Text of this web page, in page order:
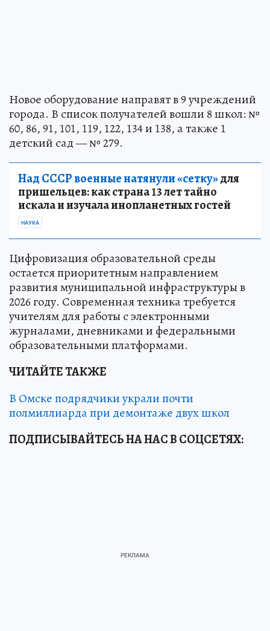
Новое оборудование направят в 9 учреждений
города. В список получателей вошли 8 школ: №
60, 86, 91, 101, 119, 122, 134 и 138, а также 1
детский сад — № 279.
Над СССР военные натянули «сетку»для
пришельцев: как страна 13 лет тайно
искала и изучала инопланетных гостей
НАУКА
Цифровизация образовательной среды
остается приоритетным направлением
развития муниципальной инфраструктуры в
2026 году. Современная техника требуется
учителям для работы с электронными
журналами, дневниками и федеральными
образовательными платформами.
ЧИТАЙТЕ ТАКЖЕ
В Омске подрядчики украли почти
полмиллиарда при демонтаже двух школ
ПОДПИСЫВАЙТЕСЬ НА НАС В СОЦСЕТЯХ: